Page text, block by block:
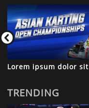
Lorem ipsum dolor sit
TRENDING